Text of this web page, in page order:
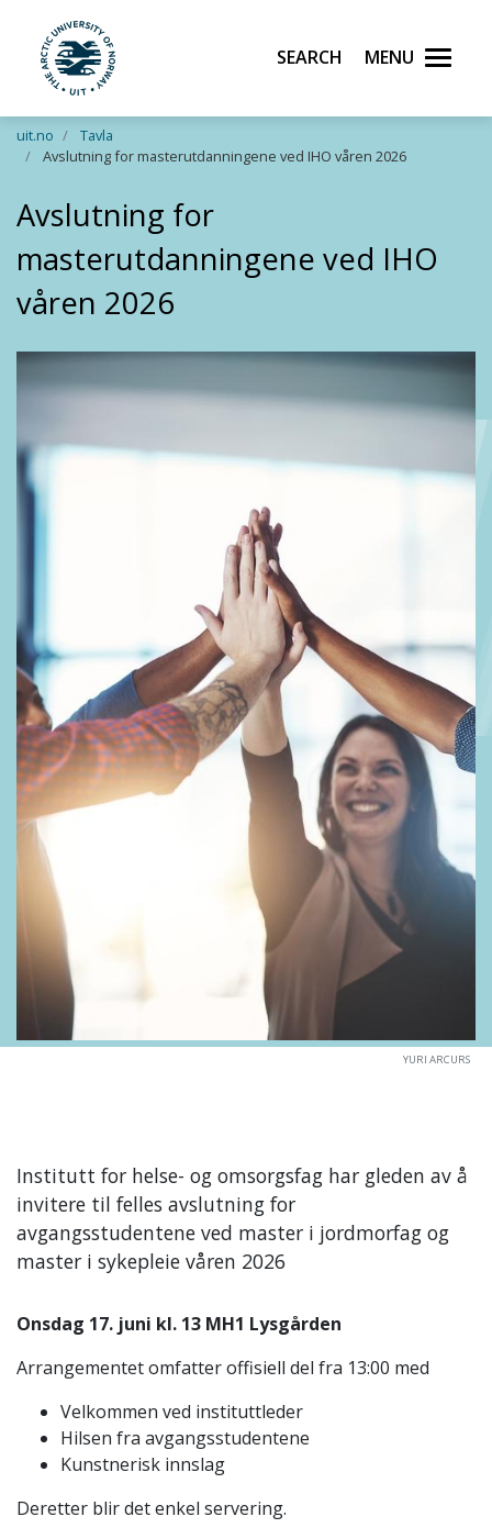
Skip to main content
UiT The Arctic University of Norway
Search Menu
uit.no
Tavla
Avslutning for masterutdanningene ved IHO våren 2026
Avslutning for
masterutdanningene ved IHO
våren 2026
YURI ARCURS
Institutt for helse- og omsorgsfag har gleden av å
invitere til felles avslutning for
avgangsstudentene ved master i jordmorfag og
master i sykepleie våren 2026
Onsdag 17. juni kl. 13 MH1 Lysgården
Arrangementet omfatter offisiell del fra 13:00 med
Velkommen ved instituttleder
Hilsen fra avgangsstudentene
Kunstnerisk innslag
Deretter blir det enkel servering.